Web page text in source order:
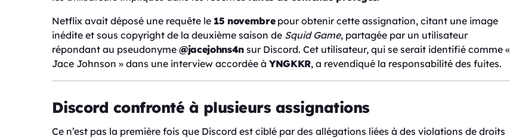
Netflix avait déposé une requête le 15 novembrepour obtenir cette assignation, citant une image
inédite et sous copyright de la deuxième saison de Squid Game, partagée par un utilisateur
répondant au pseudonyme @jacejohns4n sur Discord. Cet utilisateur, qui se serait identifié comme «
Jace Johnson » dans une interview accordée à YNGKKR, a revendiqué la responsabilité des fuites.
Discord confronté à plusieurs assignations
Ce n’est pas la première fois que Discord est ciblé par des allégations liées à des violations de droits